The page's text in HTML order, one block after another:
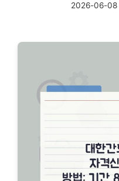
2026-06-08